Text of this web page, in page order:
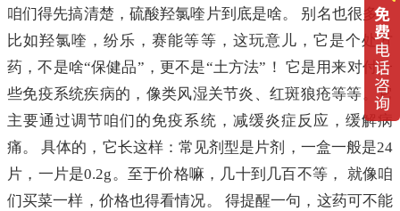
咱们得先搞清楚，硫酸羟氯喹片到底是啥。 别名也很多，
比如羟氯喹，纷乐，赛能等等，这玩意儿，它是个处方
药，不是啥“保健品”，更不是“土方法”！ 它是用来对付一
些免疫系统疾病的，像类风湿关节炎、红斑狼疮等等。它
主要通过调节咱们的免疫系统，减缓炎症反应，缓解病
痛。 具体的，它长这样：常见剂型是片剂，一盒一般是24
片，一片是0.2g。至于价格嘛，几十到几百不等， 就像咱
们买菜一样，价格也得看情况。 得提醒一句，这药可不能